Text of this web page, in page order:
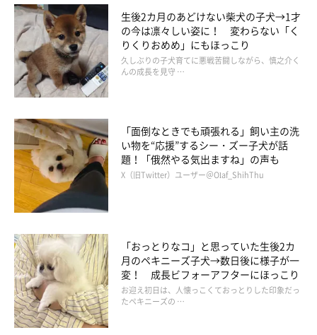
守の間に彼らがオモチャで遊ぶそぶりはない。そんな様子にびっ
くりした。遊んだりはしなくとも、ふだんと同じようにソファで
いっしょに寝たり、ちょっと絡んだりはしているだろうと思って
いたのに。けして仲が悪そうなわけではないのだが、お互いに興
味がないようなのだ。
いぬのきもちweb
生後2カ月のあどけない柴犬の子犬→1才
の今は凛々しい姿に！ 変わらない「く
りくりおめめ」にもほっこり
久しぶりの子犬育てに悪戦苦闘しながら、慎之介く
んの成長を見守 …
「面倒なときでも頑張れる」飼い主の洗
い物を“応援”するシー・ズー子犬が話
題！「俄然やる気出ますね」の声も
X（旧Twitter）ユーザー＠Olaf_ShihThu
「おっとりなコ」と思っていた生後2カ
月のペキニーズ子犬→数日後に様子が一
変！ 成長ビフォーアフターにほっこり
お迎え初日は、人懐っこくておっとりした印象だっ
たペキニーズの …